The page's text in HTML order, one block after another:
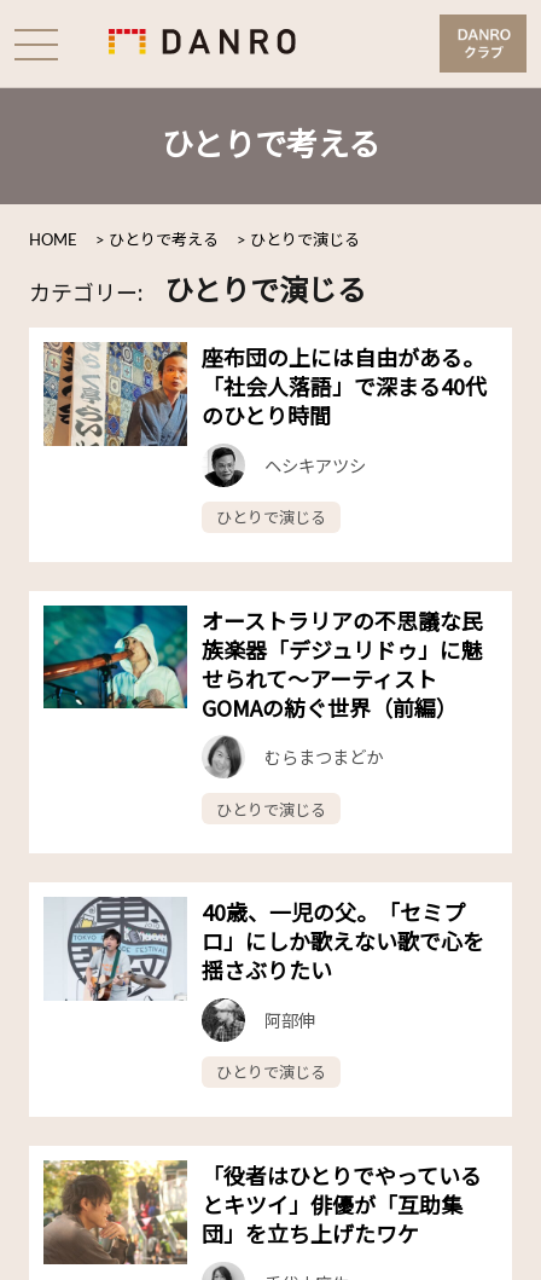
ひとりで考える
HOME > ひとりで考える > ひとりで演じる
カテゴリー: ひとりで演じる
座布団の上には自由がある。
「社会人落語」で深まる40代
のひとり時間
ヘシキアツシ
ひとりで演じる
オーストラリアの不思議な民
族楽器「デジュリドゥ」に魅
せられて〜アーティスト
GOMAの紡ぐ世界（前編）
むらまつまどか
ひとりで演じる
40歳、一児の父。「セミプ
ロ」にしか歌えない歌で心を
揺さぶりたい
阿部伸
ひとりで演じる
「役者はひとりでやっている
とキツイ」俳優が「互助集
団」を立ち上げたワケ